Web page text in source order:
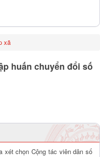
xã
huấn chuyển đổi số
xét chọn Cộng tác viên dân số